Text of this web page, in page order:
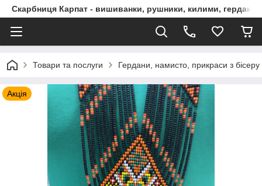
Скарбниця Карпат - вишиванки, рушники, килими, гердани,
Товари та послуги Гердани, намисто, прикраси з бісеру
Акція